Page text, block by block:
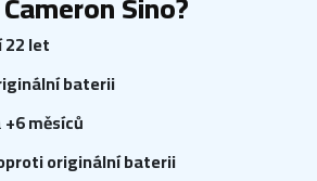
let
baterii
+6 měsíců
originální baterii